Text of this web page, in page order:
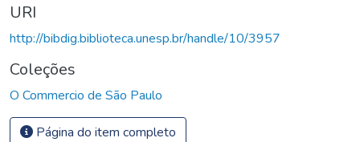
URI
http://bibdig.biblioteca.unesp.br/handle/10/3957
Coleções
O Commercio de São Paulo
Página do item completo